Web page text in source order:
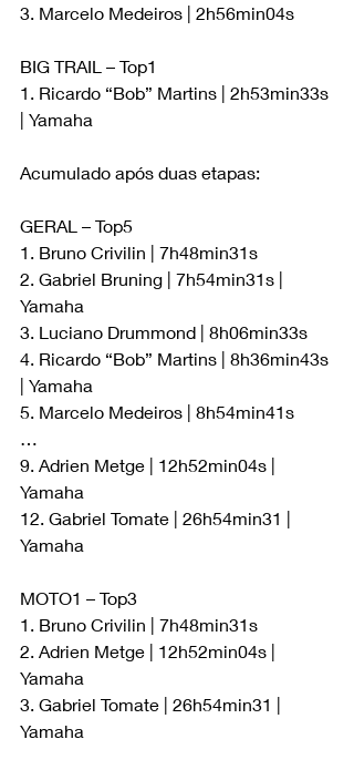
3. Marcelo Medeiros | 2h56min04s
BIG TRAIL – Top1
1. Ricardo “Bob” Martins | 2h53min33s
| Yamaha
Acumulado após duas etapas:
GERAL – Top5
1. Bruno Crivilin | 7h48min31s
2. Gabriel Bruning | 7h54min31s |
Yamaha
3. Luciano Drummond | 8h06min33s
4. Ricardo “Bob” Martins | 8h36min43s
| Yamaha
5. Marcelo Medeiros | 8h54min41s
9. Adrien Metge | 12h52min04s |
Yamaha
12. Gabriel Tomate | 26h54min31 |
Yamaha
MOTO1 – Top3
1. Bruno Crivilin | 7h48min31s
2. Adrien Metge | 12h52min04s |
Yamaha
3. Gabriel Tomate | 26h54min31 |
Yamaha